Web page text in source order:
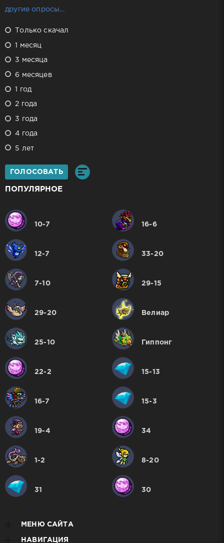
другие опросы...
Только скачал
1 месяц
3 месяца
6 месяцев
1 год
2 года
3 года
4 года
5 лет
ГОЛОСОВАТЬ
ПОПУЛЯРНОЕ
10-7 16-6
12-7 33-20
7-10 29-15
29-20 Велиар
25-10 Гиппонг
22-2 15-13
16-7 15-3
19-4 34
1-2 8-20
31 30
МЕНЮ САЙТА
НАВИГАЦИЯ